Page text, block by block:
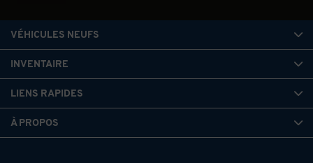
VÉHICULES NEUFS
INVENTAIRE
LIENS RAPIDES
À PROPOS